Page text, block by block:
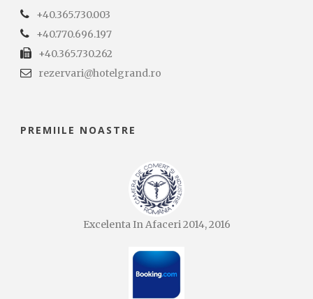
+40.365.730.003
+40.770.696.197
+40.365.730.262
rezervari@hotelgrand.ro
PREMIILE NOASTRE
Excelenta In Afaceri 2014, 2016